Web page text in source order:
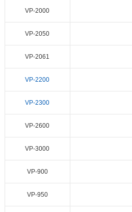
VP-2000
VP-2050
VP-2061
VP-2200
VP-2300
VP-2600
VP-3000
VP-900
VP-950